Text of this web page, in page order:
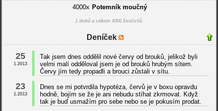
4000x Potemník moučný
1 druhů a celkem 4000 živočichů
Deníček
25
1.2013
Tak jsem dnes oddělil nové červy od brouků, jelikož byli
velmi malí odděloval jsem je od brouků hrubým sítem.
Červy jím tedy propadli a brouci zůstali v sítu.
23
1.2013
Dnes se mi potvrdila hypotéza, červů je v boxu opravdu
hodně, bojím se že je ani nebudu stíhat zkrmovat. Když
tak je buď usmažím pro sebe nebo se je pokusím prodat.